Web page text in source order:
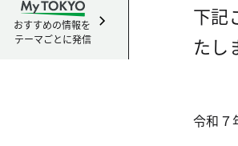
おすすめの情報を
テーマごとに発信
下記
たし
令和７